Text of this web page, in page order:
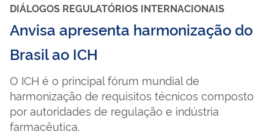
DIÁLOGOS REGULATÓRIOS INTERNACIONAIS
Anvisa apresenta harmonização do
Brasil ao ICH
O ICH é o principal fórum mundial de
harmonização de requisitos técnicos composto
por autoridades de regulação e indústria
farmacêutica.